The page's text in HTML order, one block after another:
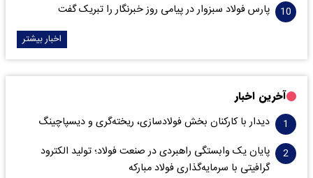
پارس فولاد سبزوار در پیامی روز خبرنگار را تبریک گفت
اخبار بیشتر
آخرین اخبار
دیدار با کارکنان بخش فولادسازی، ریخته‌گری و دیسپاچینگ
پایان یک وابستگی راهبردی در صنعت فولاد؛ تولید الکترود
گرافیتی با سرمایه‌گذاری فولاد مبارکه